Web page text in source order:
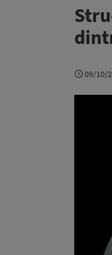
09/10/